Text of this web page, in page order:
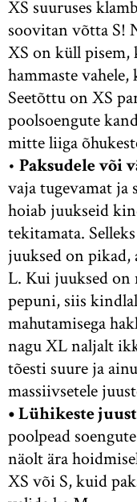
XS suuruses
soovitan võtta S!
XS on küll pisem,
hammaste
Seetõttu on XS
poolsoengute
mitte liiga
• Paksudele või
vaja tugevamat
hoiab juukseid
tekitamata.
juuksed on pikad,
L. Kui juuksed on
pepuni, siis
mahutamisega
nagu XL naljalt
tõesti suure ja
massiivsetele
•Lühikeste
poolpead
näolt ära
XS või S, kuid